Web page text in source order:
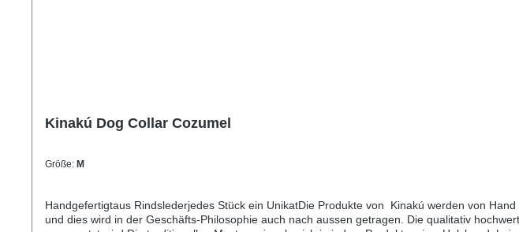
Kinakú Dog Collar Cozumel
Größe: M
Handgefertigtaus Rindslederjedes Stück ein UnikatDie Produkte von Kinakú werden von
und dies wird in der Geschäfts-Philosophie auch nach aussen getragen. Die qualitativ